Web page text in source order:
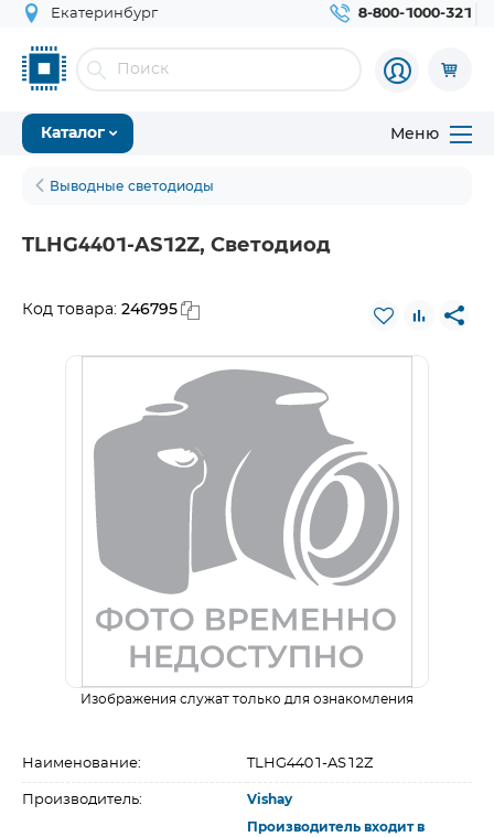
Екатеринбург 8-800-1000-321
Каталог Меню
Выводные светодиоды
TLHG4401-AS12Z, Светодиод
Код товара: 246795
Изображения служат только для ознакомления
Наименование: TLHG4401-AS12Z
Производитель: Vishay
Производитель входит в